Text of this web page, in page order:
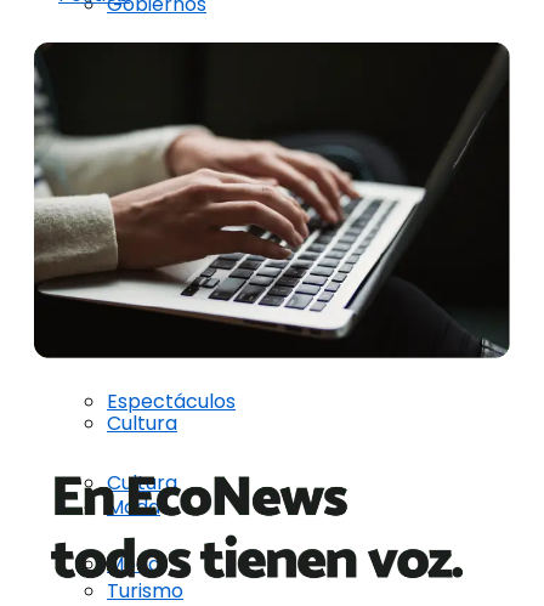
COP
Sociedad
Cultura
Moda
Turismo
Naciones Unidas
COP
Espectáculos
Cultura
Moda